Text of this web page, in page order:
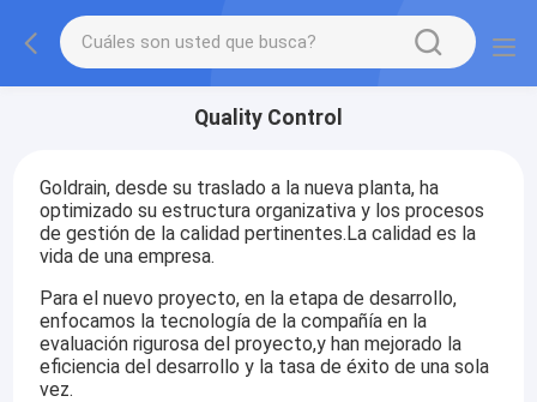
Quality Control
Goldrain, desde su traslado a la nueva planta, ha
optimizado su estructura organizativa y los procesos
de gestión de la calidad pertinentes.La calidad es la
vida de una empresa.
Para el nuevo proyecto, en la etapa de desarrollo,
enfocamos la tecnología de la compañía en la
evaluación rigurosa del proyecto,y han mejorado la
eficiencia del desarrollo y la tasa de éxito de una sola
vez.